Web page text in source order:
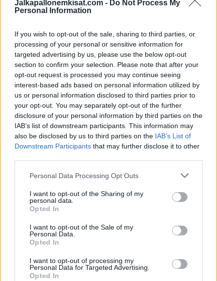
Jalkapallonemkisat.com - Do Not Process My
Personal Information
If you wish to opt-out of the sale, sharing to third parties, or
processing of your personal or sensitive information for
targeted advertising by us, please use the below opt-out
section to confirm your selection. Please note that after your
opt-out request is processed you may continue seeing
interest-based ads based on personal information utilized by
us or personal information disclosed to third parties prior to
your opt-out. You may separately opt-out of the further
disclosure of your personal information by third parties on the
IAB’s list of downstream participants. This information may
also be disclosed by us to third parties on the IAB’s List of
Downstream Participants that may further disclose it to other
Personal Data Processing Opt Outs
I want to opt-out of the Sharing of my
personal data.
Opted In
I want to opt-out of the Sale of my
Personal Data.
Opted In
I want to opt-out of processing my
Personal Data for Targeted Advertising.
Opted In
Edellinen artikkeli
BBC: Keskustelut fanien
päästämisestä Valioliiga-
katsomoihin aloitettu
Seuraava artikkeli
Jalkapallon Suomen Cupissa
pelattiin neljännesvälieriä –
nämä joukkueet selvisivät
LIITTYVÄT ARTIKKELIT
Suomen MM-karsintojen näkymät –
todellinen jalkapallokommentaattorin
Suomi-Hollanti näkyy ilmaiseksi TV:stä –